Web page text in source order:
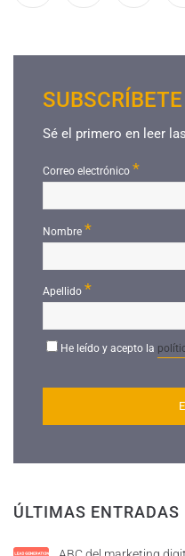
Sé el primero en leer
Correo electrónico *
Nombre*
Apellido *
He leído y acepto la
ÚLTIMAS ENTRADAS